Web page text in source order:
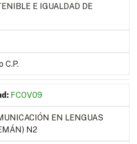
E IGUALDAD DE
C.P.
FCOV09
EN LENGUAS
N2